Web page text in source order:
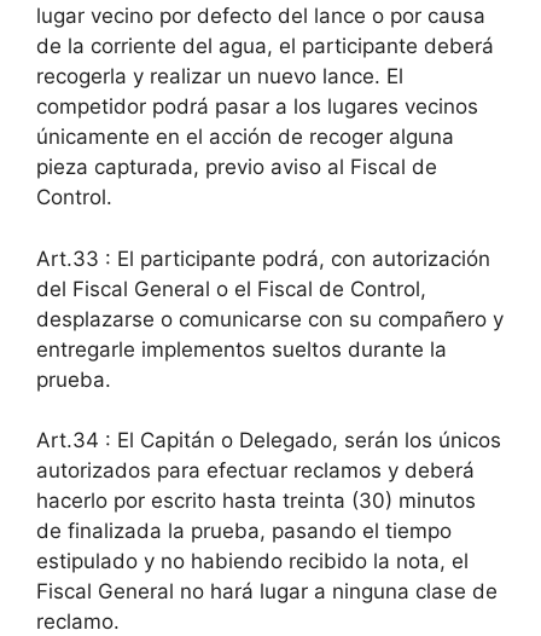
lugar vecino por defecto del lance o por causa
de la corriente del agua, el participante deberá
recogerla y realizar un nuevo lance. El
competidor podrá pasar a los lugares vecinos
únicamente en el acción de recoger alguna
pieza capturada, previo aviso al Fiscal de
Control.
Art.33 : El participante podrá, con autorización
del Fiscal General o el Fiscal de Control,
desplazarse o comunicarse con su compañero y
entregarle implementos sueltos durante la
prueba.
Art.34 : El Capitán o Delegado, serán los únicos
autorizados para efectuar reclamos y deberá
hacerlo por escrito hasta treinta (30) minutos
de finalizada la prueba, pasando el tiempo
estipulado y no habiendo recibido la nota, el
Fiscal General no hará lugar a ninguna clase de
reclamo.